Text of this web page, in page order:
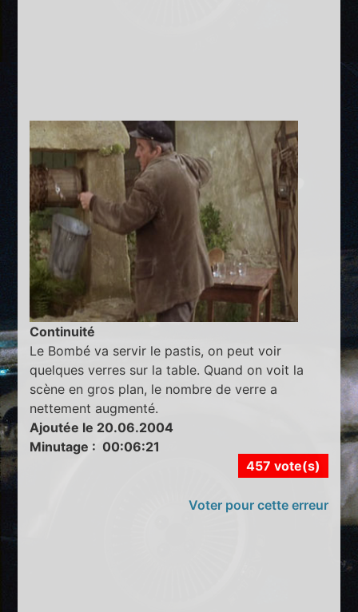
Continuité
Le Bombé va servir le pastis, on peut voir
quelques verres sur la table. Quand on voit la
scène en gros plan, le nombre de verre a
nettement augmenté.
Ajoutée le 20.06.2004
Minutage : 00:06:21
457 vote(s)
Voter pour cette erreur